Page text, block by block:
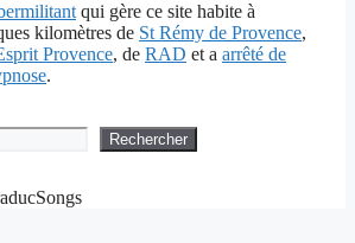
qui gère ce site habite à
kilomètres de St Rémy de Provence,
Provence, de RAD et a arrêté de
.
Rechercher